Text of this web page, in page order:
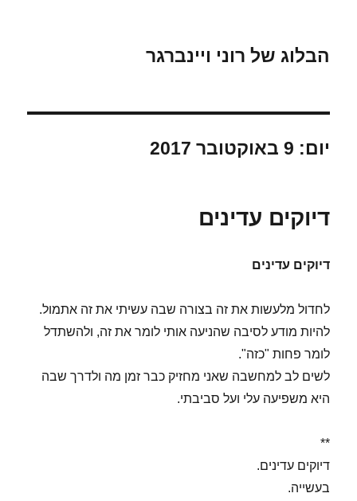
הבלוג של רוני ויינברגר
יום: 9 באוקטובר 2017
דיוקים עדינים
דיוקים עדינים
לחדול מלעשות את זה בצורה שבה עשיתי את זה אתמול.
להיות מודע לסיבה שהניעה אותי לומר את זה, ולהשתדל
לומר פחות "כזה".
לשים לב למחשבה שאני מחזיק כבר זמן מה ולדרך שבה
היא משפיעה עלי ועל סביבתי.
**
דיוקים עדינים.
בעשייה.